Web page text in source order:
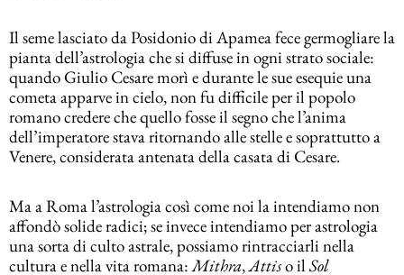
Il seme lasciato da Posidonio di Apamea fece germogliare la
pianta dell’astrologia che si diffuse in ogni strato sociale:
quando Giulio Cesare morì e durante le sue esequie una
cometa apparve in cielo, non fu difficile per il popolo
romano credere che quello fosse il segno che l’anima
dell’imperatore stava ritornando alle stelle e soprattutto a
Venere, considerata antenata della casata di Cesare.
Ma a Roma l’astrologia così come noi la intendiamo non
affondò solide radici; se invece intendiamo per astrologia
una sorta di culto astrale, possiamo rintracciarli nella
cultura e nella vita romana:Mithra,Attiso ilSol